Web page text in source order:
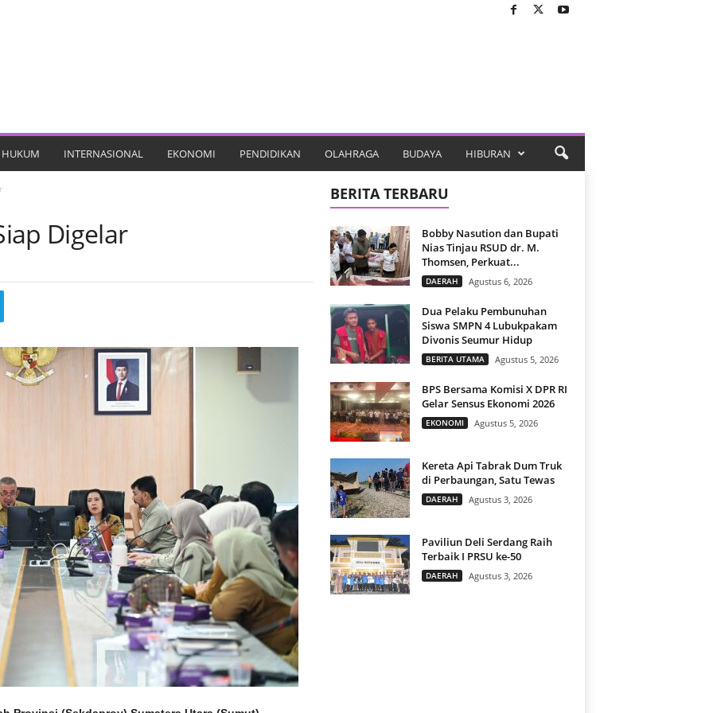
HUKUM INTERNASIONAL EKONOMI PENDIDIKAN OLAHRAGA BUDAYA HIBURAN
Digelar
BERITA TERBARU
Bobby Nasution dan Bupati
Nias Tinjau RSUD dr. M.
Thomsen, Perkuat...
DAERAH Agustus 6, 2026
Dua Pelaku Pembunuhan
Siswa SMPN 4 Lubukpakam
Divonis Seumur Hidup
BERITA UTAMA Agustus 5, 2026
BPS Bersama Komisi X DPR RI
Gelar Sensus Ekonomi 2026
EKONOMI Agustus 5, 2026
Kereta Api Tabrak Dum Truk
di Perbaungan, Satu Tewas
DAERAH Agustus 3, 2026
Paviliun Deli Serdang Raih
Terbaik I PRSU ke-50
DAERAH Agustus 3, 2026